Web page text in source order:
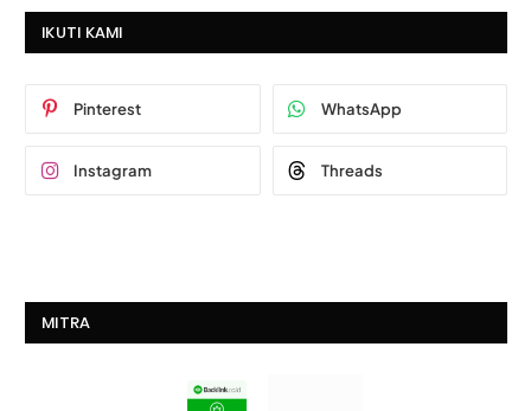
IKUTI KAMI
Pinterest WhatsApp
Instagram Threads
MITRA